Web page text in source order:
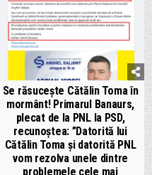
Se răsucește Cătălin Toma în
mormânt! Primarul Banaurs,
plecat de la PNL la PSD,
recunoștea: ”Datorită lui
Cătălin Toma și datorită PNL
vom rezolva unele dintre
problemele cele mai